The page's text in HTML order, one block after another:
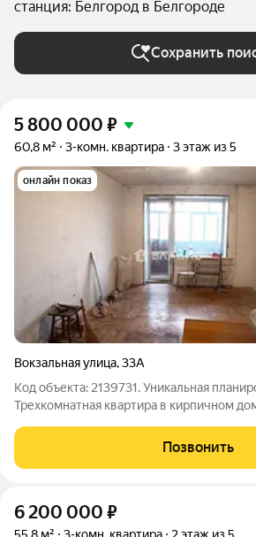
станция: Белгород в Белгороде
Сохранить
5 800 000 ₽
60,8 м² 3-комн. квартира 3 этаж из 5
онлайн показ
Вокзальная улица,33А
Код объекта: 2139731. Уникальная
Трехкомнатная квартира в кирпичном
жильё в спокойном районе. Квартира
комфортном третьем этаже пятиэтажного
Позвонить
6 200 000 ₽